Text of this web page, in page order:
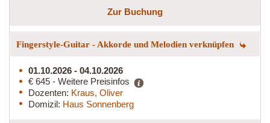
Zur Buchung
Fingerstyle-Guitar - Akkorde und Melodien verknüpfen
01.10.2026 - 04.10.2026
€ 645 - Weitere Preisinfos
Dozenten: Kraus, Oliver
Domizil: Haus Sonnenberg